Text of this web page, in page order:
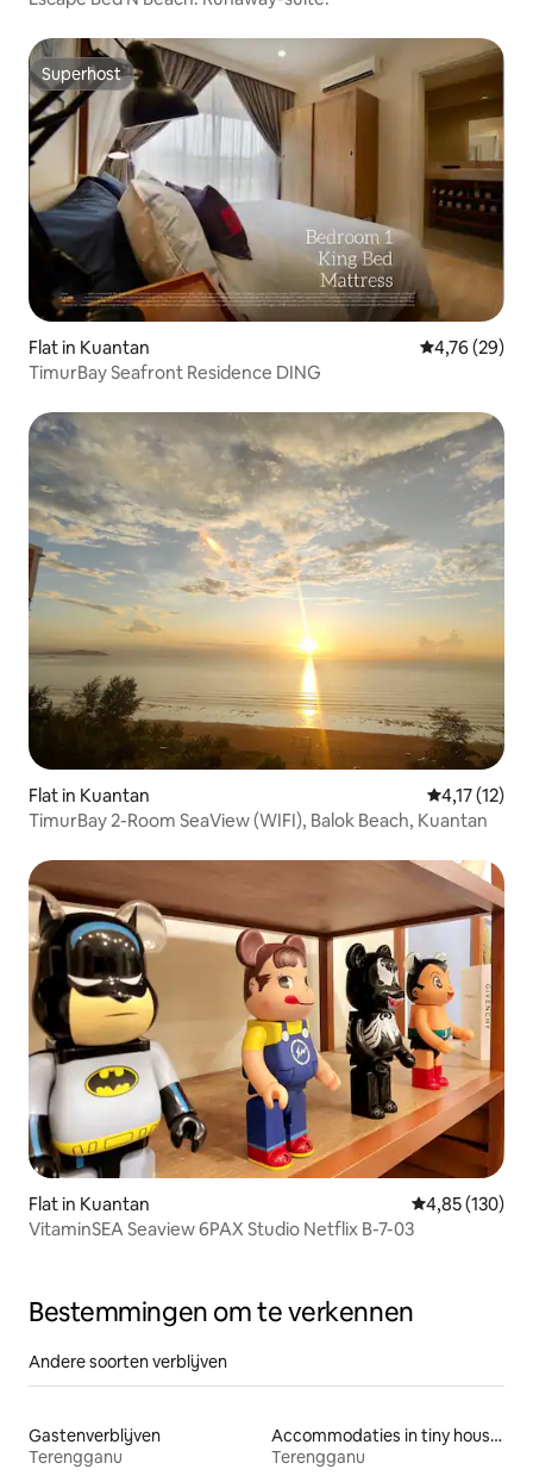
Superhost
Superhost
Flat in Kuantan Gemiddelde
4,76 (29)
TimurBay Seafront Residence DING
Flat in Kuantan Gemiddelde
4,17 (12)
TimurBay 2-Room SeaView (WIFI), Balok Beach, Kuantan
Flat in Kuantan Gemiddelde
4,85 (130)
VitaminSEA Seaview 6PAX Studio Netflix B-7-03
Bestemmingen om te verkennen
Andere soorten verblijven
Gastenverblijven
Terengganu
Accommodaties in tiny houses
Terengganu